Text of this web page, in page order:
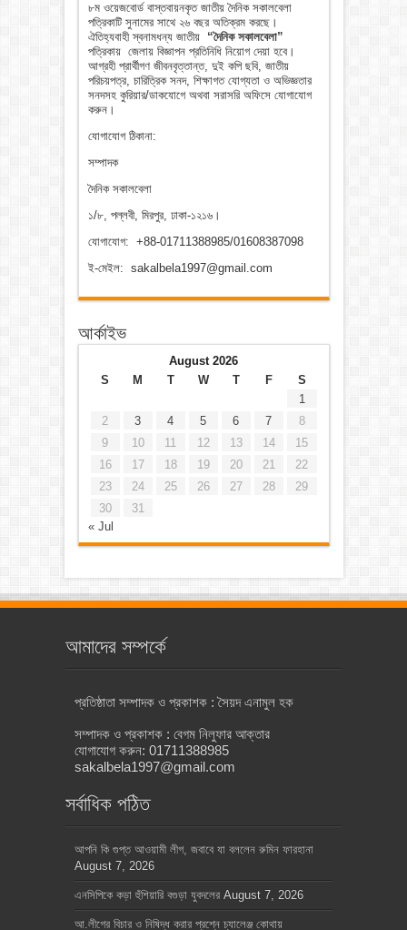
৮ম ওয়েজবোর্ড বাস্তবায়নকৃত জাতীয় দৈনিক সকালবেলা
পত্রিকাটি সুনামের সাথে ২৬ বছর অতিক্রম করছে।
ঐতিহ্যবাহী স্বনামধন্য জাতীয় “দৈনিক সকালবেলা”
পত্রিকায় জেলায় বিজ্ঞাপন প্রতিনিধি নিয়োগ দেয়া হবে।
আগ্রহী প্রার্থীগণ জীবনবৃত্তান্ত, দুই কপি ছবি, জাতীয়
পরিচয়পত্র, চারিত্রিক সনদ, শিক্ষাগত যোগ্যতা ও অভিজ্ঞতার
সনদসহ কুরিয়ার/ডাকযোগে অথবা সরাসরি অফিসে যোগাযোগ
করুন।
যোগাযোগ ঠিকানা:
সম্পাদক
দৈনিক সকালবেলা
১/৮, পল্লবী, মিরপুর, ঢাকা-১২১৬।
যোগাযোগ: +88-01711388985/01608387098
ই-মেইল: sakalbela1997@gmail.com
আর্কাইভ
August 2026
S
M T W T F
S
1
2
3 4 5 6 7
8
9
10 11 12 13 14
15
16
17 18 19 20 21
22
23
24 25 26 27 28
29
30
31
« Jul
আমাদের সম্পর্কে
প্রতিষ্ঠাতা সম্পাদক ও প্রকাশক : সৈয়দ এনামুল হক
সম্পাদক ও প্রকাশক : বেগম নিলুফার আক্তার
যোগাযোগ করুন: 01711388985
sakalbela1997@gmail.com
সর্বাধিক পঠিত
আপনি কি গুপ্ত আওয়ামী লীগ, জবাবে যা বললেন রুমিন ফারহানা
August 7, 2026
এনসিপিকে কড়া হুঁশিয়ারি বগুড়া যুবদলের August 7, 2026
আ.লীগের বিচার ও নিষিদ্ধ করার প্রশ্নে চ্যালেঞ্জ কোথায়